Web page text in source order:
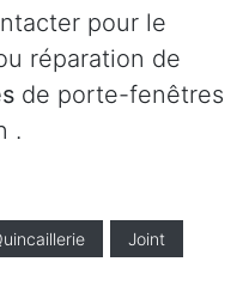
pour le
réparation de
de porte-fenêtres
.
Joint